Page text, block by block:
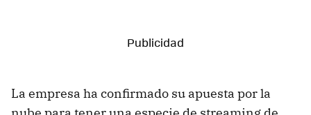
La empresa ha confirmado su apuesta por la